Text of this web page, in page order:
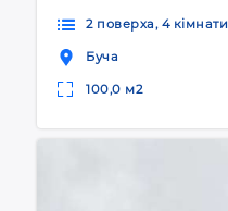
2 поверха, 4 кімнати
Буча
100,0 м2